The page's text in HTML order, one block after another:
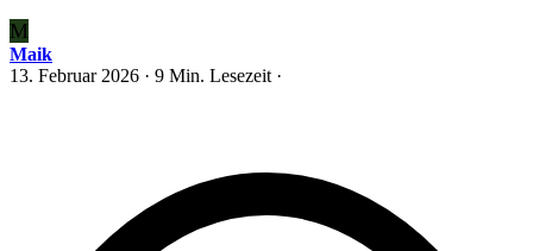
M
Maik
13. Februar 2026 · 9 Min. Lesezeit ·